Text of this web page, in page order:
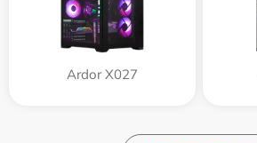
Ardor X027